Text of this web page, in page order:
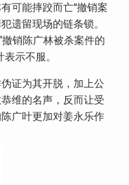
可能摔跤而亡”撤销案
遗留现场的链条锁。
销陈广林被杀案件的
示不服。
证为其开脱，加上公
维的名声，反而让受
广叶更加对姜永乐作